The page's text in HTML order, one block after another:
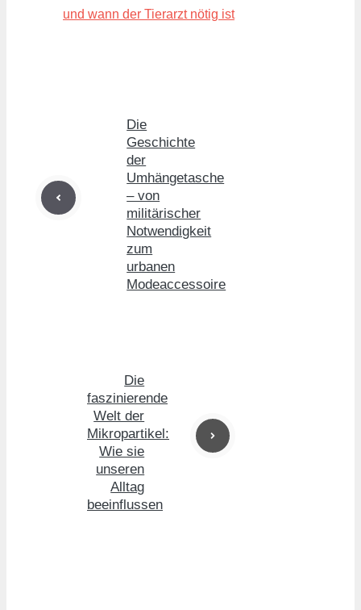
und wann der Tierarzt nötig ist
Die
Geschichte
der
Umhängetasche
– von
militärischer
Notwendigkeit
zum
urbanen
Modeaccessoire
Die
faszinierende
Welt der
Mikropartikel:
Wie sie
unseren
Alltag
beeinflussen